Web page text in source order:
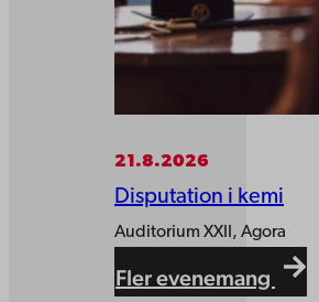
21.8.2026
Disputation i kemi
Auditorium XXII, Agora
Fler evenemang